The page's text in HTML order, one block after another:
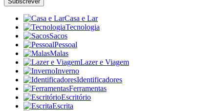
Casa e Lar
Tecnologia
Sacos
Pessoal
Malas
Lazer e Viagem
Inverno
Identificadores
Ferramentas
Escritório
Escrita